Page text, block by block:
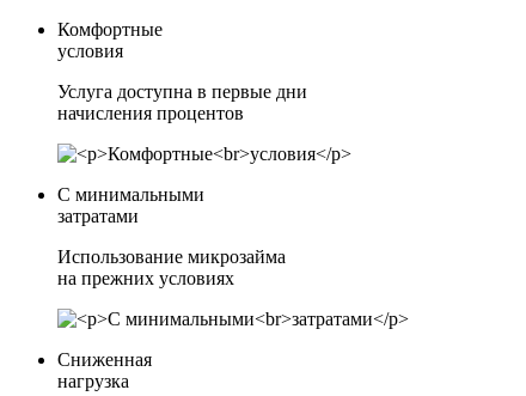
Комфортные
условия
Услуга доступна в первые дни
начисления процентов
С минимальными
затратами
Использование микрозайма
на прежних условиях
Сниженная
нагрузка